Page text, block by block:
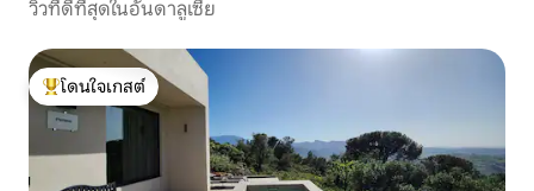
วิวที่ดีที่สุดในอันดาลูเซีย
โดนใจเกสต์ที่สุด
โดนใจเกสต์